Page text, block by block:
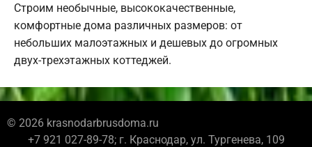
Строим необычные, высококачественные,
комфортные дома различных размеров: от
небольших малоэтажных и дешевых до огромных
двух-трехэтажных коттеджей.
© 2026 krasnodarbrusdoma.ru
+7 921 027-89-78; г. Краснодар, ул. Тургенева, 109